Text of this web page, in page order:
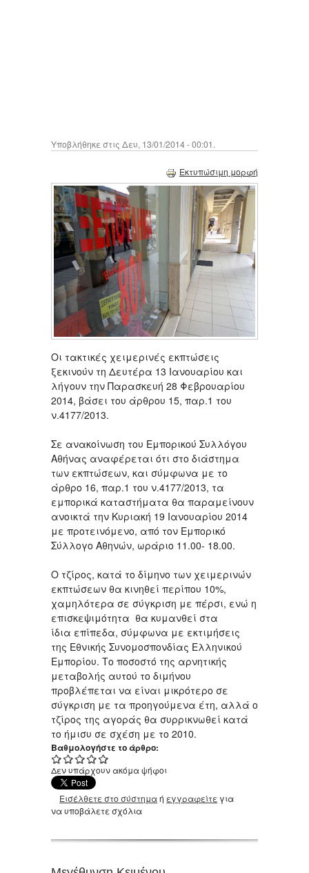
Υποβλήθηκε στις Δευ, 13/01/2014 - 00:01.
Εκτυπώσιμη μορφή
Οι τακτικές χειμερινές εκπτώσεις
ξεκινούν τη Δευτέρα 13 Ιανουαρίου και
λήγουν την Παρασκευή 28 Φεβρουαρίου
2014, βάσει του άρθρου 15, παρ.1 του
ν.4177/2013.
Σε ανακοίνωση του Εμπορικού Συλλόγου
Αθήνας αναφέρεται ότι στο διάστημα
των εκπτώσεων, και σύμφωνα με το
άρθρο 16, παρ.1 του ν.4177/2013, τα
εμπορικά καταστήματα θα παραμείνουν
ανοικτά την Κυριακή 19 Ιανουαρίου 2014
με προτεινόμενο, από τον Εμπορικό
Σύλλογο Αθηνών, ωράριο 11.00- 18.00.
Ο τζίρος, κατά το δίμηνο των χειμερινών
εκπτώσεων θα κινηθεί περίπου 10%,
χαμηλότερα σε σύγκριση με πέρσι, ενώ η
επισκεψιμότητα θα κυμανθεί στα
ίδια επίπεδα, σύμφωνα με εκτιμήσεις
της Εθνικής Συνομοσπονδίας Ελληνικού
Εμπορίου. Το ποσοστό της αρνητικής
μεταβολής αυτού το διμήνου
προβλέπεται να είναι μικρότερο σε
σύγκριση με τα προηγούμενα έτη, αλλά ο
τζίρος της αγοράς θα συρρικνωθεί κατά
το ήμισυ σε σχέση με το 2010.
Βαθμολογήστε το άρθρο:
Δεν υπάρχουν ακόμα ψήφοι
Εισέλθετε στο σύστημαή εγγραφείτε για
να υποβάλετε σχόλια